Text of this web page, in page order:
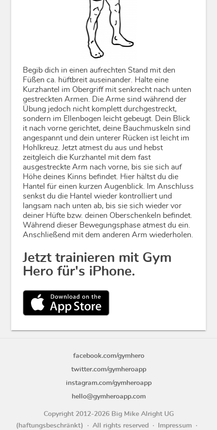
Begib dich in einen aufrechten Stand mit den
Füßen ca. hüftbreit auseinander. Halte eine
Kurzhantel im Obergriff mit senkrecht nach unten
gestreckten Armen. Die Arme sind während der
Übung jedoch nicht komplett durchgestreckt,
sondern im Ellenbogen leicht gebeugt. Dein Blick
it nach vorne gerichtet, deine Bauchmuskeln sind
angespannt und dein unterer Rücken ist leicht im
Hohlkreuz. Jetzt atmest du aus und hebst
zeitgleich die Kurzhantel mit dem fast
ausgestreckte Arm nach vorne, bis sie sich auf
Höhe deines Kinns befindet. Hier hältst du die
Hantel für einen kurzen Augenblick. Im Anschluss
senkst du die Hantel wieder kontrolliert und
langsam nach unten ab, bis sie sich wieder vor
deiner Hüfte bzw. deinen Oberschenkeln befindet.
Während dieser Bewegungsphase atmest du ein.
Anschließend mit dem anderen Arm wiederholen.
Jetzt trainieren mit Gym
Hero für's iPhone.
facebook.com/gymhero
twitter.com/gymheroapp
instagram.com/gymheroapp
hello@gymheroapp.com
Copyright 2012-2026 Big Mike Alright UG
(haftungsbeschränkt)
All rights reserved Impressum